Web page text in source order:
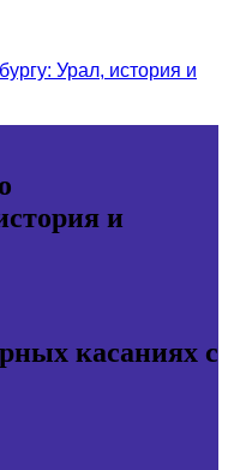
Урал, история и
и
касаниях с